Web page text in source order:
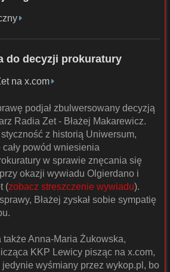
do decyzji prokuratury
na x.com
podjał zbulwersowany decyzją
Radia Zet - Błażej Makarewicz.
z historią Uniwersum,
powód wniesienia
w sprawie znęcania się
okazji wywiadu Olgierdano i
(zobacz streszczenie wywiadu).
Błażej zyskał sobie sympatię
także Anna-Maria Żukowska,
KKP Lewicy pisząc na x.com,
jedynie wyśmiany przez wykop.pl, bo